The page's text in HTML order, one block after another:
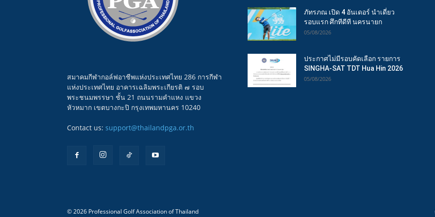
สมาคมกีฬากอล์ฟอาชีพแห่งประเทศไทย 286 การกีฬา
แห่งประเทศไทย อาคารเฉลิมพระเกียรติ ๗ รอบ
พระชนมพรรษา ชั้น 21 ถนนรามคำแหง แขวง
หัวหมาก เขตบางกะปิ กรุงเทพมหานคร 10240
Contact us: support@thailandpga.or.th
ภัทรภณ เปิด 4 อันเดอร์ นำเดี่ยว
รอบแรก ศึกทีดีที นครนายก
05/08/2026
ประกาศไม่มีรอบคัดเลือก รายการ
SINGHA-SAT TDT Hua Hin 2026
05/08/2026
© 2026 Professional Golf Association of Thailand